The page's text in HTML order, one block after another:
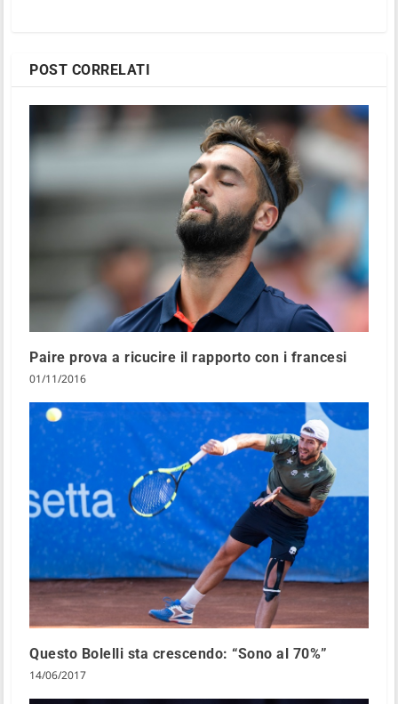
POST CORRELATI
Paire prova a ricucire il rapporto con i francesi
01/11/2016
Questo Bolelli sta crescendo: “Sono al 70%”
14/06/2017